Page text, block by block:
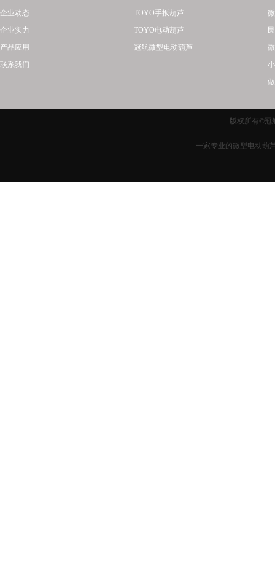
企业动态
企业实力
产品应用
联系我们
TOYO手扳葫芦
TOYO电动葫芦
冠航微型电动葫芦
版权所有©冠
一家专业的微型电动葫